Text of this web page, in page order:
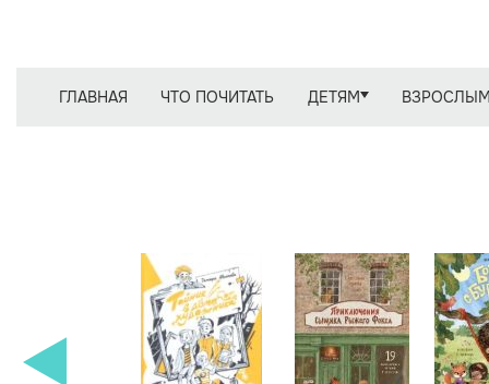
ГЛАВНАЯ ЧТО ПОЧИТАТЬ ДЕТЯМ